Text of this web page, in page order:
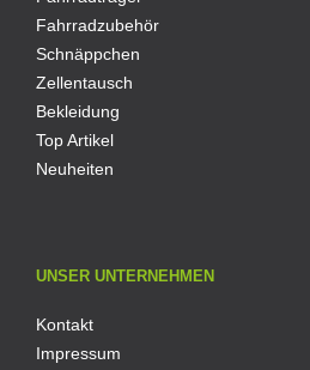
Fahrradzubehör
Schnäppchen
Zellentausch
Bekleidung
Top Artikel
Neuheiten
UNSER UNTERNEHMEN
Kontakt
Impressum